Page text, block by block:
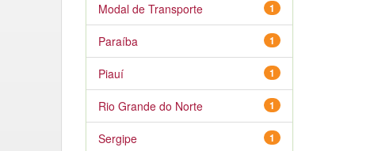
1
Modal de Transporte
1
Paraíba
1
Piauí
1
Rio Grande do Norte
1
Sergipe